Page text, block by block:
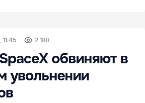
2 188
обвиняют в
увольнении